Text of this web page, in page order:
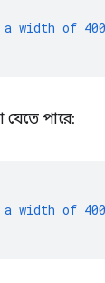
a width of 400
পারে:
a width of 400